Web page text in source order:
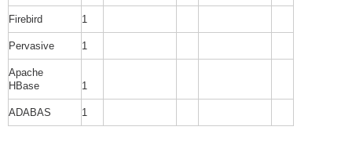
Firebird 1
Pervasive 1
Apache
HBase
1
ADABAS 1